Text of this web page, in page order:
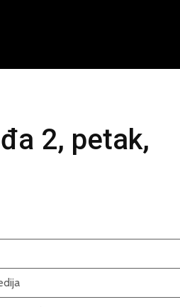
2, petak,
ZVIJEZDAMA /
Četvrtak, 27.8., 21:00 /
Centar za kulturu